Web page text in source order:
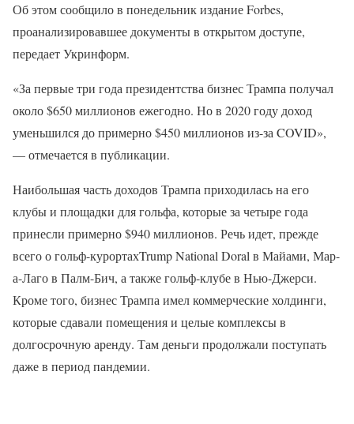
Об этом сообщило в понедельник издание Forbes,
проанализировавшее документы в открытом доступе,
передает Укринформ.
«За первые три года президентства бизнес Трампа получал
около $650 миллионов ежегодно. Но в 2020 году доход
уменьшился до примерно $450 миллионов из-за COVID»,
— отмечается в публикации.
Наибольшая часть доходов Трампа приходилась на его
клубы и площадки для гольфа, которые за четыре года
принесли примерно $940 миллионов. Речь идет, прежде
всего о гольф-курортахTrump National Doral в Майами, Мар-
а-Лаго в Палм-Бич, а также гольф-клубе в Нью-Джерси.
Кроме того, бизнес Трампа имел коммерческие холдинги,
которые сдавали помещения и целые комплексы в
долгосрочную аренду. Там деньги продолжали поступать
даже в период пандемии.